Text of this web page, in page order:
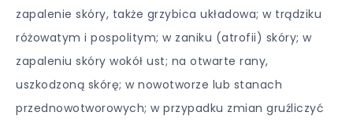
zapalenie skóry, także grzybica układowa; w trądziku
różowatym i pospolitym; w zaniku (atrofii) skóry; w
zapaleniu skóry wokół ust; na otwarte rany,
uszkodzoną skórę; w nowotworze lub stanach
przednowotworowych; w przypadku zmian gruźliczyć